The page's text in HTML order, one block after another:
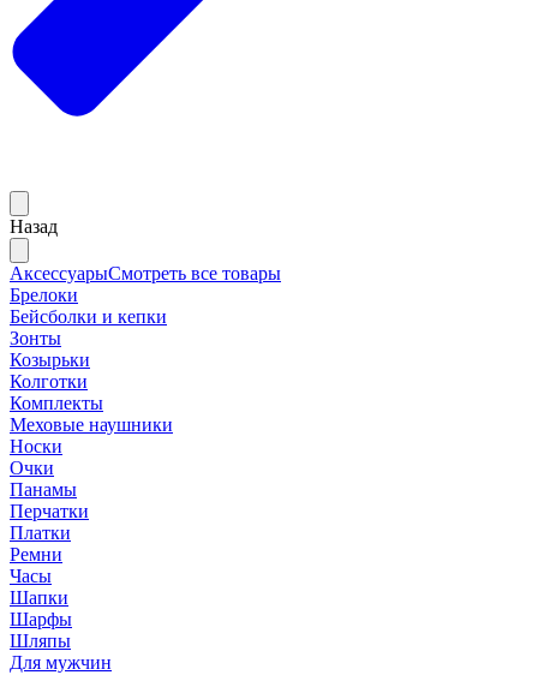
Назад
АксессуарыСмотреть все товары
Брелоки
Бейсболки и кепки
Зонты
Козырьки
Колготки
Комплекты
Меховые наушники
Носки
Очки
Панамы
Перчатки
Платки
Ремни
Часы
Шапки
Шарфы
Шляпы
Для мужчин